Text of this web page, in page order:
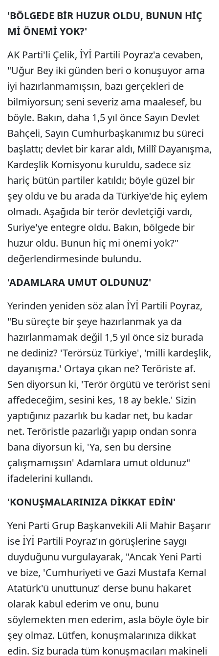
'BÖLGEDE BİR HUZUR OLDU, BUNUN HİÇ
Mİ ÖNEMİ YOK?'
AK Parti'li Çelik, İYİ Partili Poyraz'a cevaben,
"Uğur Bey iki günden beri o konuşuyor ama
iyi hazırlanmamışsın, bazı gerçekleri de
bilmiyorsun; seni severiz ama maalesef, bu
böyle. Bakın, daha 1,5 yıl önce Sayın Devlet
Bahçeli, Sayın Cumhurbaşkanımız bu süreci
başlattı; devlet bir karar aldı, Millî Dayanışma,
Kardeşlik Komisyonu kuruldu, sadece siz
hariç bütün partiler katıldı; böyle güzel bir
şey oldu ve bu arada da Türkiye'de hiç eylem
olmadı. Aşağıda bir terör devletçiği vardı,
Suriye'ye entegre oldu. Bakın, bölgede bir
huzur oldu. Bunun hiç mi önemi yok?"
değerlendirmesinde bulundu.
'ADAMLARA UMUT OLDUNUZ'
Yerinden yeniden söz alan İYİ Partili Poyraz,
"Bu süreçte bir şeye hazırlanmak ya da
hazırlanmamak değil 1,5 yıl önce siz burada
ne dediniz? 'Terörsüz Türkiye', 'milli kardeşlik,
dayanışma.' Ortaya çıkan ne? Teröriste af.
Sen diyorsun ki, 'Terör örgütü ve terörist seni
affedeceğim, sesini kes, 18 ay bekle.' Sizin
yaptığınız pazarlık bu kadar net, bu kadar
net. Teröristle pazarlığı yapıp ondan sonra
bana diyorsun ki, 'Ya, sen bu dersine
çalışmamışsın' Adamlara umut oldunuz"
ifadelerini kullandı.
'KONUŞMALARINIZA DİKKAT EDİN'
Yeni Parti Grup Başkanvekili Ali Mahir Başarır
ise İYİ Partili Poyraz'ın görüşlerine saygı
duyduğunu vurgulayarak, "Ancak Yeni Parti
ve bize, 'Cumhuriyeti ve Gazi Mustafa Kemal
Atatürk'ü unuttunuz' derse bunu hakaret
olarak kabul ederim ve onu, bunu
söylemekten men ederim, asla böyle öyle bir
şey olmaz. Lütfen, konuşmalarınıza dikkat
edin. Siz burada tüm konuşmacıları makineli